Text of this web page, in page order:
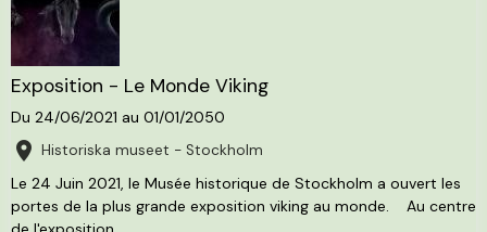
Exposition - Le Monde Viking
Du 24/06/2021 au 01/01/2050
Historiska museet - Stockholm
Le 24 Juin 2021, le Musée historique de Stockholm a ouvert les
portes de la plus grande exposition viking au monde. Au centre